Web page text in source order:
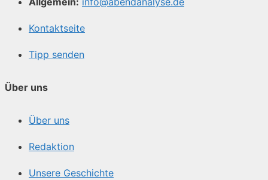
Kontaktseite
Tipp senden
Über uns
Über uns
Redaktion
Unsere Geschichte